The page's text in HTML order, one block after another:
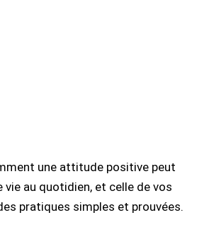
une attitude positive peut
au quotidien, et celle de vos
pratiques simples et prouvées.